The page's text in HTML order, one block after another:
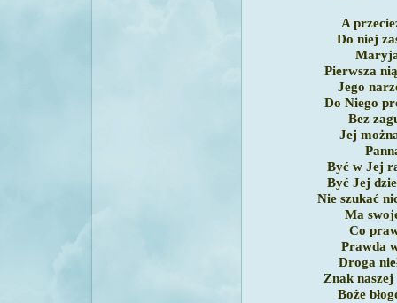
A
Do niej
Pierwsza
Jego
Do Niego
Bez
Jej
Być w Jej
Być Jej
Nie szukać
Ma
Co
Prawda
Droga
Znak
Boże